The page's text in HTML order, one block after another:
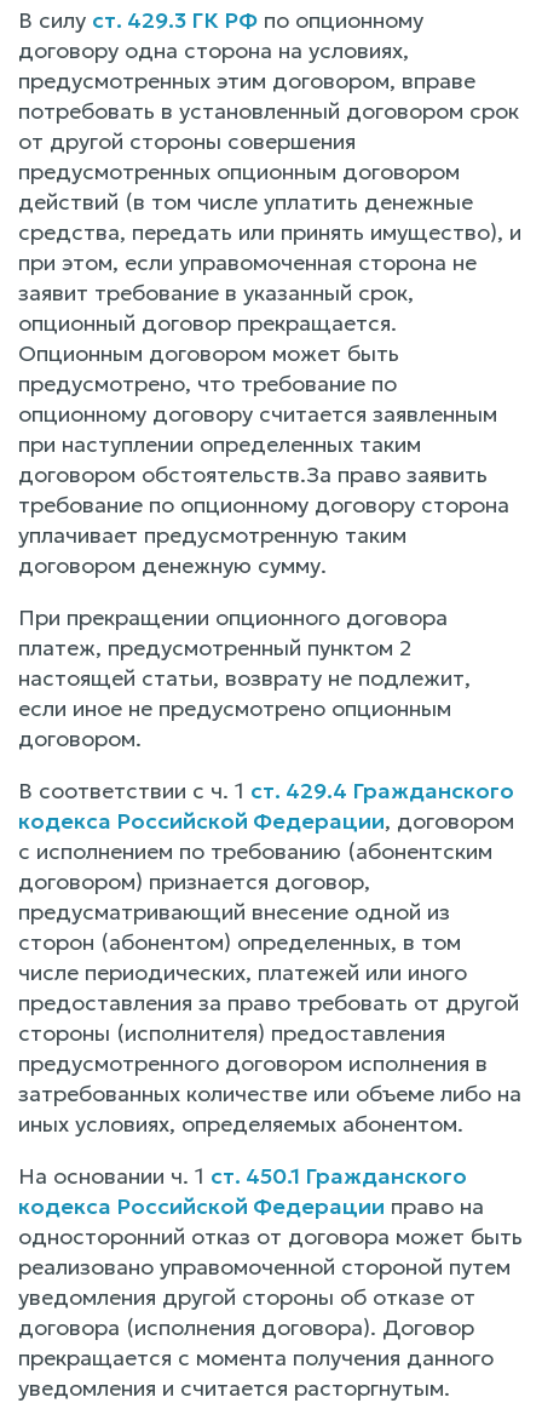
В силу ст. 429.3 ГК РФ по опционному
договору одна сторона на условиях,
предусмотренных этим договором, вправе
потребовать в установленный договором срок
от другой стороны совершения
предусмотренных опционным договором
действий (в том числе уплатить денежные
средства, передать или принять имущество), и
при этом, если управомоченная сторона не
заявит требование в указанный срок,
опционный договор прекращается.
Опционным договором может быть
предусмотрено, что требование по
опционному договору считается заявленным
при наступлении определенных таким
договором обстоятельств.За право заявить
требование по опционному договору сторона
уплачивает предусмотренную таким
договором денежную сумму.
При прекращении опционного договора
платеж, предусмотренный пунктом 2
настоящей статьи, возврату не подлежит,
если иное не предусмотрено опционным
договором.
В соответствии с ч. 1 ст. 429.4 Гражданского
кодекса Российской Федерации, договором
с исполнением по требованию (абонентским
договором) признается договор,
предусматривающий внесение одной из
сторон (абонентом) определенных, в том
числе периодических, платежей или иного
предоставления за право требовать от другой
стороны (исполнителя) предоставления
предусмотренного договором исполнения в
затребованных количестве или объеме либо на
иных условиях, определяемых абонентом.
На основании ч. 1 ст. 450.1 Гражданского
кодекса Российской Федерации право на
односторонний отказ от договора может быть
реализовано управомоченной стороной путем
уведомления другой стороны об отказе от
договора (исполнения договора). Договор
прекращается с момента получения данного
уведомления и считается расторгнутым.